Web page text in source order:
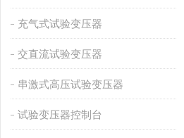
充气式试验变压器
交直流试验变压器
串激式高压试验变压器
试验变压器控制台